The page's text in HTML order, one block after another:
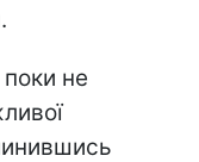
не